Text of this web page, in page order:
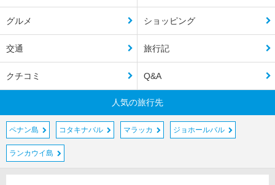
グルメ ショッピング
交通 旅行記
クチコミ Q&A
人気の旅行先
ペナン島 コタキナバル マラッカ ジョホールバル
ランカウイ島